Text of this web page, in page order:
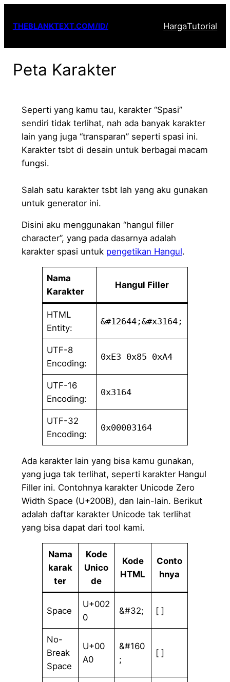
keTHEBLANKTEXT.COM/ID/ HargaTutorial
Peta Karakter
Seperti yang kamu tau, karakter “Spasi”
sendiri tidak terlihat, nah ada banyak karakter
lain yang juga “transparan” seperti spasi ini.
Karakter tsbt di desain untuk berbagai macam
fungsi.
Salah satu karakter tsbt lah yang aku gunakan
untuk generator ini.
Disini aku menggunakan “hangul filler
character”, yang pada dasarnya adalah
karakter spasi untuk pengetikan Hangul.
Nama
Karakter
Hangul Filler
HTML
Entity:
&#12644;&#x3164;
UTF-8
Encoding:
0xE3 0x85 0xA4
UTF-16
Encoding:
0x3164
UTF-32
Encoding:
0x00003164
Ada karakter lain yang bisa kamu gunakan,
yang juga tak terlihat, seperti karakter Hangul
Filler ini. Contohnya karakter Unicode Zero
Width Space (U+200B), dan lain-lain. Berikut
adalah daftar karakter Unicode tak terlihat
yang bisa dapat dari tool kami.
Nama
karak
ter
Kode
Unico
de
Kode
HTML
Conto
hnya
Space
U+002
0
&#32; [ ]
No-
Break
Space
U+00
A0
&#160
;
[ ]